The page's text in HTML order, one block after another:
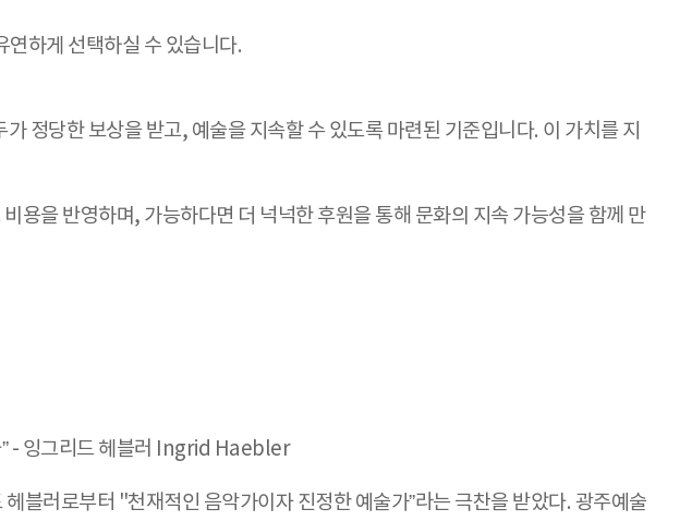
연하게 선택하실 수 있습니다.
정당한 보상을 받고, 예술을 지속할 수 있도록 마련된 기준입니다. 이 가치를 지
을 반영하며, 가능하다면 더 넉넉한 후원을 통해 문화의 지속 가능성을 함께 만
” - 잉그리드 헤블러 Ingrid Haebler
블러로부터 "천재적인 음악가이자 진정한 예술가”라는 극찬을 받았다. 광주예술